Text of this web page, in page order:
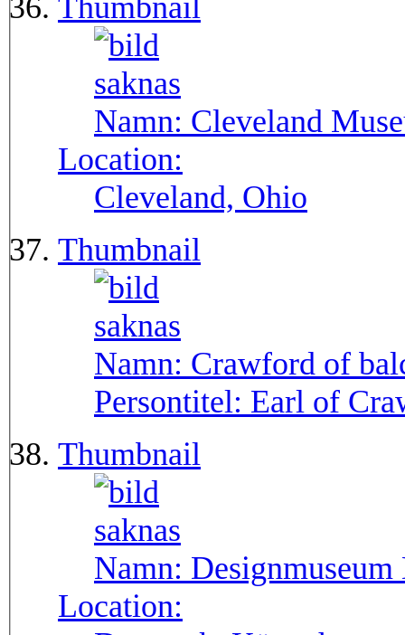
Thumbnail
Namn: Cleveland
Location:
Cleveland, Ohio
Thumbnail
Namn: Crawford of
Persontitel: Earl of
Thumbnail
Namn: Designmuseum
Location: